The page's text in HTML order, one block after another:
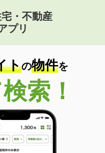
・不動産
プリ
トの物件を
索！